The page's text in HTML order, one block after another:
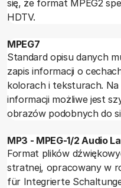
się, że format MPEG2
HDTV.
MPEG7
Standard opisu danych
zapis informacji o
kolorach i teksturach.
informacji możliwe jest
obrazów podobnych do siebie. Nie jest to
dźwięku.
MP3 - MPEG-1/2 Audio
Format plików
stratnej, opracowany w
für Integrierte